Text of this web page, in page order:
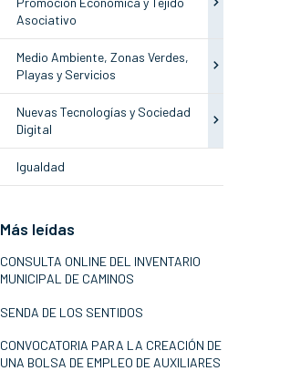
Asociativo
Medio Ambiente, Zonas Verdes,
Playas y Servicios
Nuevas Tecnologías y Sociedad
Digital
Igualdad
Más leídas
CONSULTA ONLINE DEL INVENTARIO
MUNICIPAL DE CAMINOS
SENDA DE LOS SENTIDOS
CONVOCATORIA PARA LA CREACIÓN DE
UNA BOLSA DE EMPLEO DE AUXILIARES